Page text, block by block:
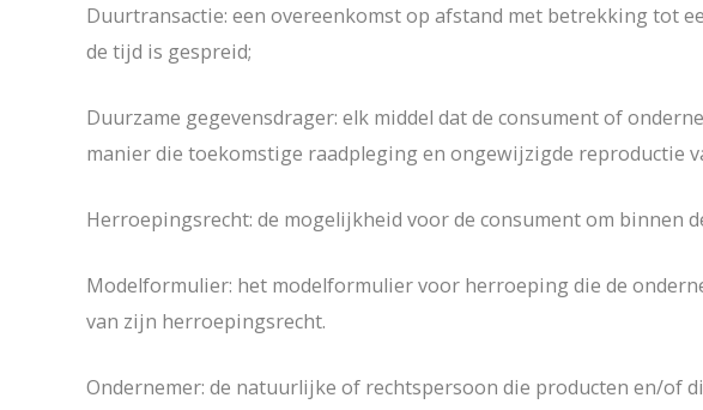
Duurtransactie: een overeenkomst op afstand met betrekking tot
de tijd is gespreid;
Duurzame gegevensdrager: elk middel dat de consument of
manier die toekomstige raadpleging en ongewijzigde reproductie
Herroepingsrecht: de mogelijkheid voor de consument om binnen
Modelformulier: het modelformulier voor herroeping die de
van zijn herroepingsrecht.
Ondernemer: de natuurlijke of rechtspersoon die producten en/of